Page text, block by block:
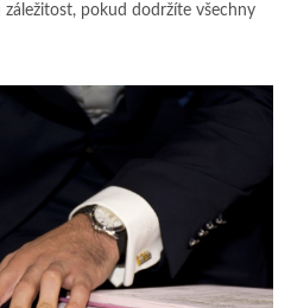
pokud dodržíte všechny